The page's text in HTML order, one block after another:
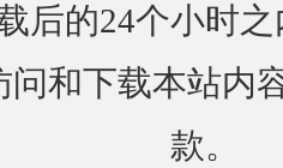
后的24个小时
问和下载本站内
款。